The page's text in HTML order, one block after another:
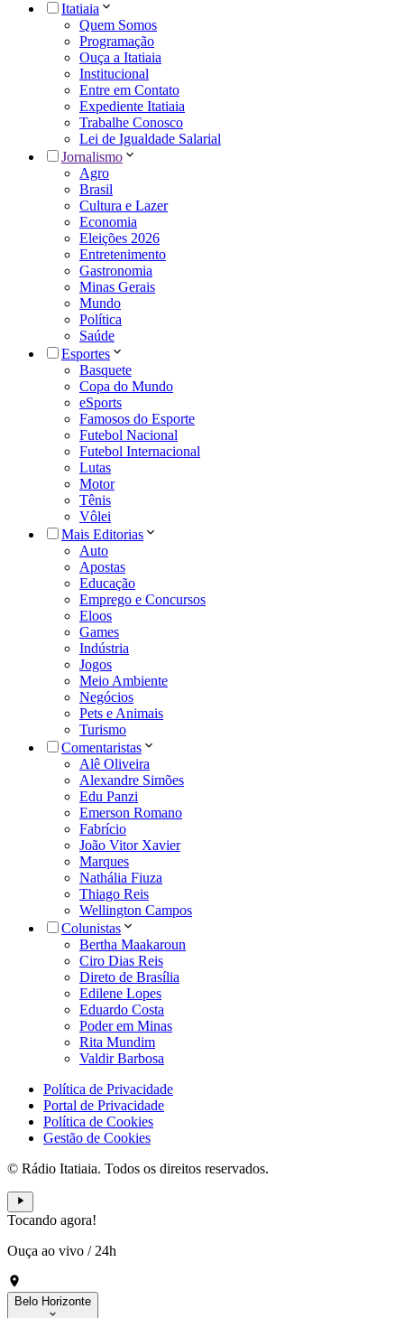
Itatiaia
Quem Somos
Programação
Ouça a Itatiaia
Institucional
Entre em Contato
Expediente Itatiaia
Trabalhe Conosco
Lei de Igualdade Salarial
Jornalismo
Agro
Brasil
Cultura e Lazer
Economia
Eleições 2026
Entretenimento
Gastronomia
Minas Gerais
Mundo
Política
Saúde
Esportes
Basquete
Copa do Mundo
eSports
Famosos do Esporte
Futebol Nacional
Futebol Internacional
Lutas
Motor
Tênis
Vôlei
Mais Editorias
Auto
Apostas
Educação
Emprego e Concursos
Eloos
Games
Indústria
Jogos
Meio Ambiente
Negócios
Pets e Animais
Turismo
Comentaristas
Alê Oliveira
Alexandre Simões
Edu Panzi
Emerson Romano
Fabrício
João Vitor Xavier
Marques
Nathália Fiuza
Thiago Reis
Wellington Campos
Colunistas
Bertha Maakaroun
Ciro Dias Reis
Direto de Brasília
Edilene Lopes
Eduardo Costa
Poder em Minas
Rita Mundim
Valdir Barbosa
Política de Privacidade
Portal de Privacidade
Política de Cookies
Gestão de Cookies
© Rádio Itatiaia. Todos os direitos reservados.
Tocando agora!
Ouça ao vivo / 24h
Belo Horizonte